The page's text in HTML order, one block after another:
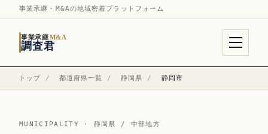
事業承継・M&Aの地域密着プラットフォーム
事業承継M&A
調査君
トップ / 都道府県一覧 / 静岡県 / 静岡市
MUNICIPALITY · 静岡県 / 中部地方